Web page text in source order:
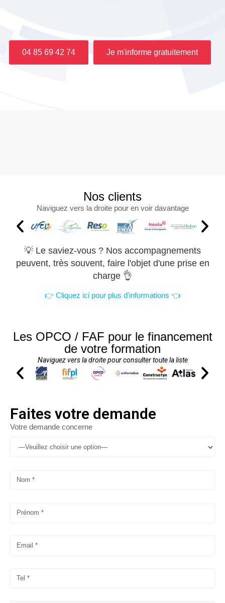
04 85 69 42 74 Je m'informe gratuitement
Nos clients
Naviguez vers la droite pour en voir davantage
💡 Le saviez-vous ? Nos accompagnements
peuvent, très souvent, faire l'objet d'une prise en
charge 👌
👉 Cliquez ici pour plus d'informations 👈
Les OPCO / FAF pour le financement
de votre formation
Naviguez vers la droite pour consulter toute la liste
Faites votre demande
Votre demande concerne